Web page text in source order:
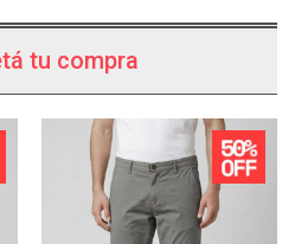
tu compra